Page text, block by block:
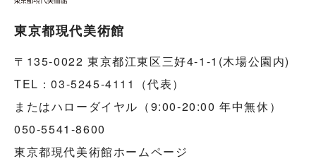
東京都現代美術館
〒135-0022 東京都江東区三好4-1-1(木場公園内)
TEL：03-5245-4111（代表）
またはハローダイヤル（9:00-20:00 年中無休）
050-5541-8600
東京都現代美術館ホームページ